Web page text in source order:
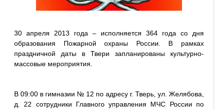
30 апреля 2013 года – исполняется 364 года со дня
образования Пожарной охраны России. В рамках
праздничной даты в Твери запланированы культурно-
массовые мероприятия.
В 09:00 в гимназии № 12 по адресу г. Тверь, ул. Желябова,
д. 22 сотрудники Главного управления МЧС России по